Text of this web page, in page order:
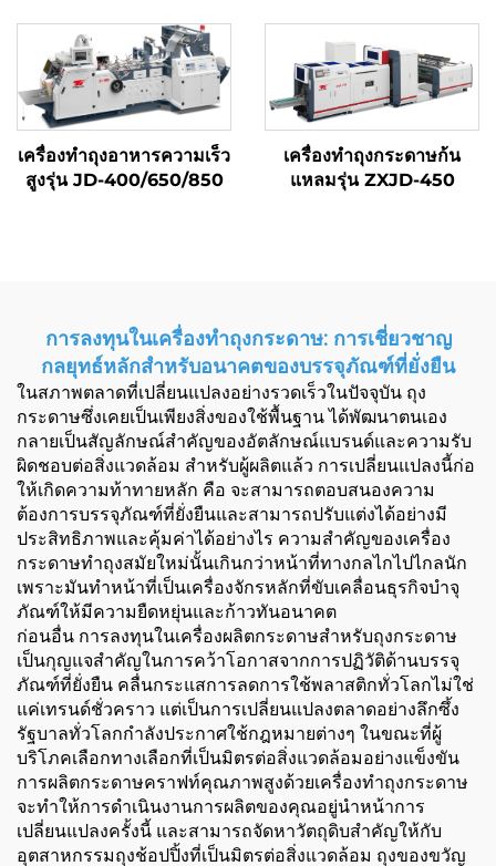
เครื่องทำถุงอาหารความเร็ว
สูงรุ่น JD-400/650/850
เครื่องทำถุงกระดาษก้น
แหลมรุ่น ZXJD-450
การลงทุนในเครื่องทำถุงกระดาษ: การเชี่ยวชาญ
กลยุทธ์หลักสำหรับอนาคตของบรรจุภัณฑ์ที่ยั่งยืน
ในสภาพตลาดที่เปลี่ยนแปลงอย่างรวดเร็วในปัจจุบัน ถุง
กระดาษซึ่งเคยเป็นเพียงสิ่งของใช้พื้นฐาน ได้พัฒนาตนเอง
กลายเป็นสัญลักษณ์สำคัญของอัตลักษณ์แบรนด์และความรับ
ผิดชอบต่อสิ่งแวดล้อม สำหรับผู้ผลิตแล้ว การเปลี่ยนแปลงนี้ก่อ
ให้เกิดความท้าทายหลัก คือ จะสามารถตอบสนองความ
ต้องการบรรจุภัณฑ์ที่ยั่งยืนและสามารถปรับแต่งได้อย่างมี
ประสิทธิภาพและคุ้มค่าได้อย่างไร ความสำคัญของเครื่อง
กระดาษทำถุงสมัยใหม่นั้นเกินกว่าหน้าที่ทางกลไกไปไกลนัก
เพราะมันทำหน้าที่เป็นเครื่องจักรหลักที่ขับเคลื่อนธุรกิจบำจุ
ภัณฑ์ให้มีความยืดหยุ่นและก้าวทันอนาคต
ก่อนอื่น การลงทุนในเครื่องผลิตกระดาษสำหรับถุงกระดาษ
เป็นกุญแจสำคัญในการคว้าโอกาสจากการปฏิวัติด้านบรรจุ
ภัณฑ์ที่ยั่งยืน คลื่นกระแสการลดการใช้พลาสติกทั่วโลกไม่ใช่
แค่เทรนด์ชั่วคราว แต่เป็นการเปลี่ยนแปลงตลาดอย่างลึกซึ้ง
รัฐบาลทั่วโลกกำลังประกาศใช้กฎหมายต่างๆ ในขณะที่ผู้
บริโภคเลือกทางเลือกที่เป็นมิตรต่อสิ่งแวดล้อมอย่างแข็งขัน
การผลิตกระดาษคราฟท์คุณภาพสูงด้วยเครื่องทำถุงกระดาษ
จะทำให้การดำเนินงานการผลิตของคุณอยู่นำหน้าการ
เปลี่ยนแปลงครั้งนี้ และสามารถจัดหาวัตถุดิบสำคัญให้กับ
อุตสาหกรรมถุงช้อปปิ้งที่เป็นมิตรต่อสิ่งแวดล้อม ถุงของขวัญ